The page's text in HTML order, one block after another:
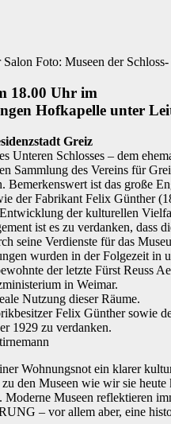
Salon Foto: Museen der
18.00 Uhr im
Hofkapelle unter
Greiz
Unteren Schlosses – dem
Sammlung des Vereins für
ist das große
der Fabrikant Felix Günther
der kulturellen
ist es zu verdanken, dass
seine Verdienste für das
wurden in der Folgezeit in
der letzte Fürst Reuss
in Weimar.
Nutzung dieser Räume.
Felix Günther sowie
1929 zu verdanken.
Wohnungsnot ein klarer
den Museen wie wir sie
Museen reflektieren
– vor allem aber, eine